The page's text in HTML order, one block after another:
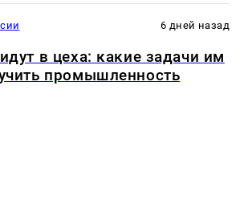
6 дней назад
в цеха: какие задачи им
промышленность